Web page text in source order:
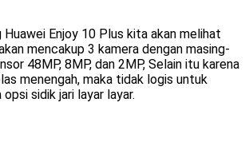
Huawei Enjoy 10 Plus kita akan melihat
mencakup 3 kamera dengan masing-
48MP, 8MP, dan 2MP, Selain itu karena
menengah, maka tidak logis untuk
sidik jari layar layar.